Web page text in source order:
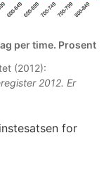
per time. Prosent
(2012):
2012. Er
for